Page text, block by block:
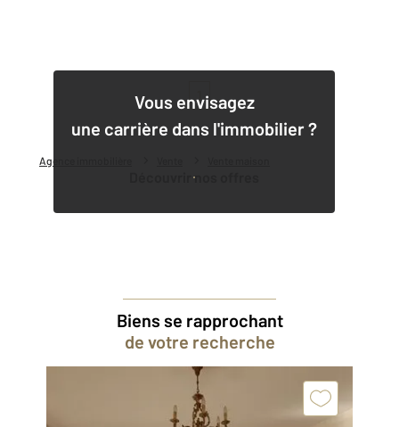
Agence immobilière
Vous envisagez
une carrière dans l'immobilier ?
Découvrir nos offres
Biens se rapprochant
de votre recherche